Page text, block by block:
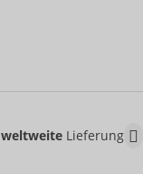
weltweiteLieferung